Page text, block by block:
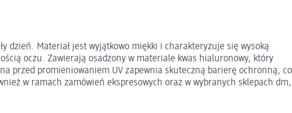
dzień. Materiał jest wyjątkowo miękki i charakteryzuje się wysoką
oczu. Zawierają osadzony w materiale kwas hialuronowy, który
przed promieniowaniem UV zapewnia skuteczną barierę ochronną, co
w ramach zamówień ekspresowych oraz w wybranych sklepach dm,